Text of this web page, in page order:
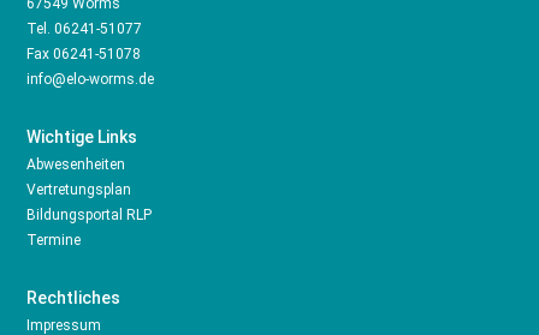
67549 Worms
Tel.06241-51077
Fax 06241-51078
info@elo-worms.de
Wichtige Links
Abwesenheiten
Vertretungsplan
Bildungsportal RLP
Termine
Rechtliches
Impressum